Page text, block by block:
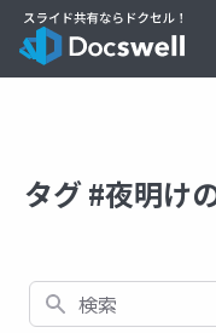
タグ #夜明け
検索